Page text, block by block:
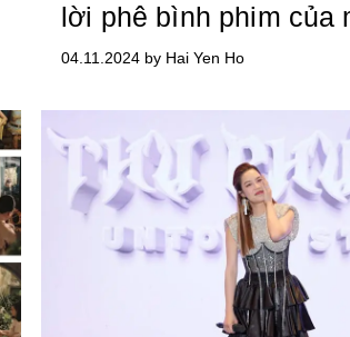
lời phê bình phim của
04.11.2024 by Hai Yen Ho